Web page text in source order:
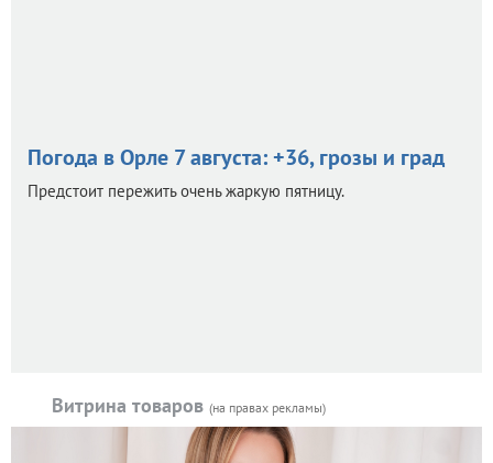
Погода в Орле 7 августа: +36, грозы и град
Предстоит пережить очень жаркую пятницу.
Витрина товаров (на правах рекламы)